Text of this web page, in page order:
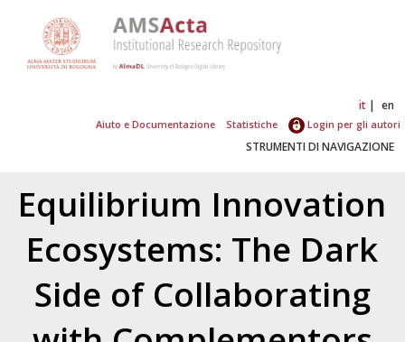
it en
Aiuto e Documentazione Statistiche Login per gli autori
STRUMENTI DI NAVIGAZIONE
Equilibrium Innovation
Ecosystems: The Dark
Side of Collaborating